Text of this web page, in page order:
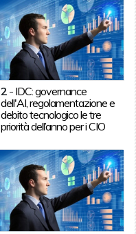
2 - IDC: governance
dell'AI, regolamentazione e
debito tecnologico le tre
priorità dell’anno per i CIO